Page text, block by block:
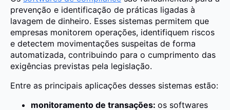
prevenção e identificação de práticas ligadas à
lavagem de dinheiro. Esses sistemas permitem que
empresas monitorem operações, identifiquem riscos
e detectem movimentações suspeitas de forma
automatizada, contribuindo para o cumprimento das
exigências previstas pela legislação.
Entre as principais aplicações desses sistemas estão:
monitoramento de transações: os softwares